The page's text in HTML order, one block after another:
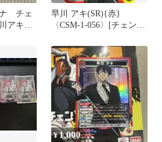
チェ
アキ
早川 アキ(SR){赤}
〈CSM-1-056〉[チェンソ
アリ
¥1,000